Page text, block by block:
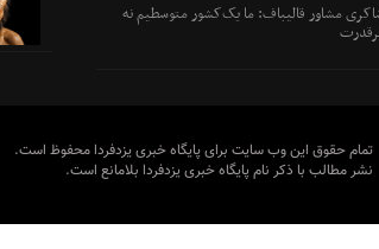
مشاور قالیباف: ما یک‌کشور متوسطیم نه
تمام حقوق این وب سایت برای پایگاه خبری یزدفردا محفوظ است.
نشر مطالب با ذکر نام پایگاه خبری یزدفردا بلامانع است.